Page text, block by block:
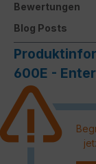
Bewertungen
Blog Posts
600E -